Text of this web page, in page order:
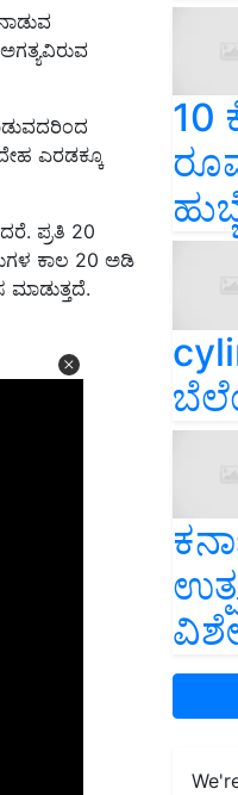
ಎರಡಕ್ಕೂ
ಪ್ರತಿ 20
ಕಾಲ 20 ಅಡಿ
10